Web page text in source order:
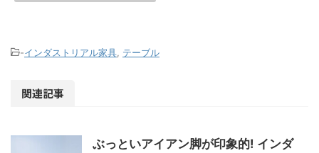
-インダストリアル家具 テーブル
関連記事
ぶっといアイアン脚が印象的! インダ